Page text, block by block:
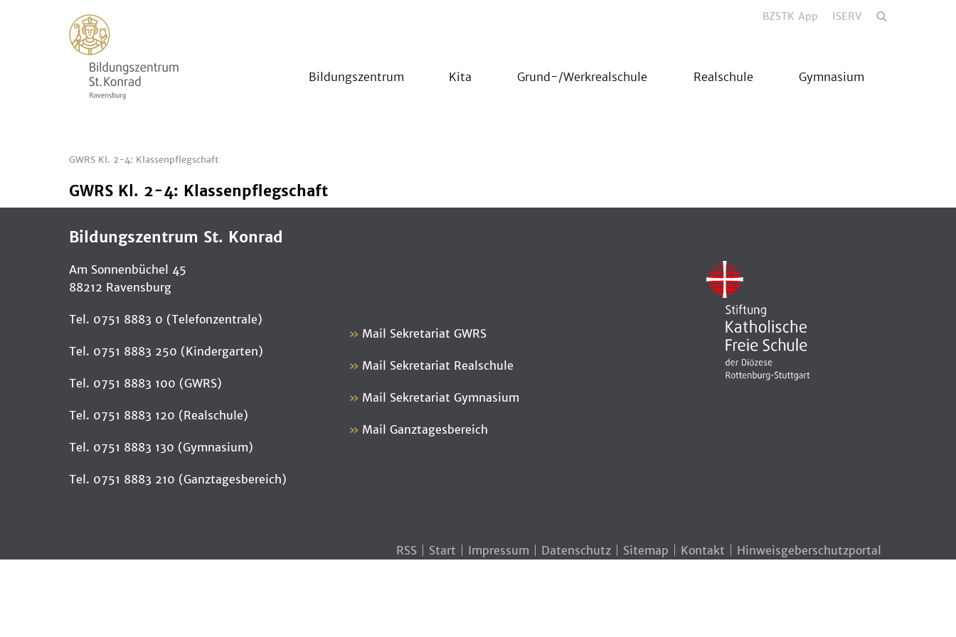
BZSTK App ISERV
Bildungszentrum Kita Grund-/Werkrealschule Realschule Gymnasium
GWRS Kl. 2-4: Klassenpflegschaft
GWRS Kl. 2-4: Klassenpflegschaft
Bildungszentrum St. Konrad
Am Sonnenbüchel 45
88212 Ravensburg
Tel. 0751 8883 0 (Telefonzentrale)
Tel. 0751 8883 250 (Kindergarten)
Tel. 0751 8883 100 (GWRS)
Tel. 0751 8883 120 (Realschule)
Tel. 0751 8883 130 (Gymnasium)
Tel. 0751 8883 210 (Ganztagesbereich)
Mail Sekretariat GWRS
Mail Sekretariat Realschule
Mail Sekretariat Gymnasium
Mail Ganztagesbereich
RSS Start Impressum Datenschutz Sitemap Kontakt Hinweisgeberschutzportal